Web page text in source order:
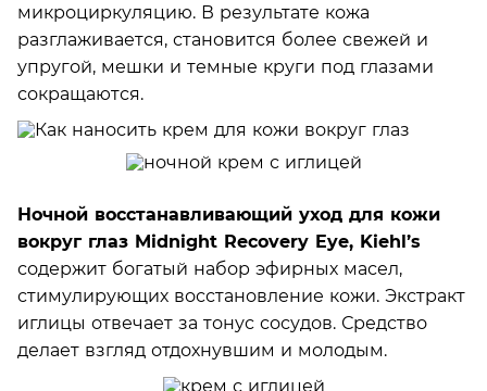
микроциркуляцию. В результате кожа
разглаживается, становится более свежей и
упругой, мешки и темные круги под глазами
сокращаются.
Ночной восстанавливающий уход для кожи
вокруг глаз Midnight Recovery Eye, Kiehl’s
содержит богатый набор эфирных масел,
стимулирующих восстановление кожи. Экстракт
иглицы отвечает за тонус сосудов. Средство
делает взгляд отдохнувшим и молодым.